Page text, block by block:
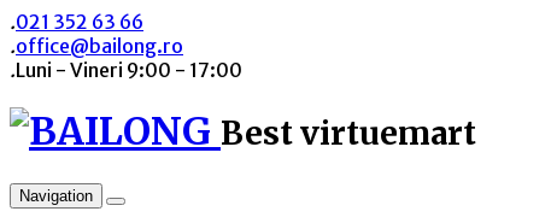
.021 352 63 66
.office@bailong.ro
.Luni - Vineri 9:00 - 17:00
Best virtuemart
Navigation